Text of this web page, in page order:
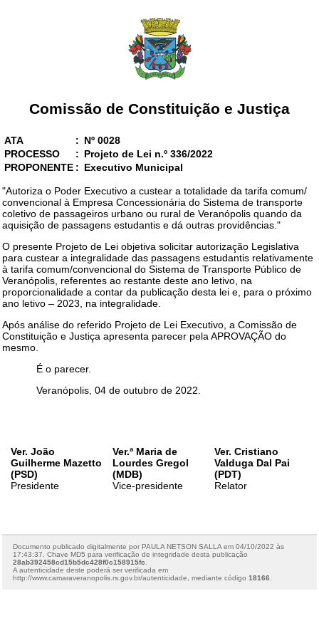
Comissão de Constituição e Justiça
ATA : Nº 0028
PROCESSO
: Projeto de Lei n.º 336/2022
PROPONENTE : Executivo Municipal
"Autoriza o Poder Executivo a custear a totalidade da tarifa comum/
convencional à Empresa Concessionária do Sistema de transporte
coletivo de passageiros urbano ou rural de Veranópolis quando da
aquisição de passagens estudantis e dá outras providências."
O presente Projeto de Lei objetiva solicitar autorização Legislativa
para custear a integralidade das passagens estudantis relativamente
à tarifa comum/convencional do Sistema de Transporte Público de
Veranópolis, referentes ao restante deste ano letivo, na
proporcionalidade a contar da publicação desta lei e, para o próximo
ano letivo – 2023, na integralidade.
Após análise do referido Projeto de Lei Executivo, a Comissão de
Constituição e Justiça apresenta parecer pela APROVAÇÃO do
mesmo.
É o parecer.
Veranópolis, 04 de outubro de 2022.
Ver. João
Guilherme Mazetto
(PSD)
Presidente
Ver.ª Maria de
Lourdes Gregol
(MDB)
Vice-presidente
Ver. Cristiano
Valduga Dal Pai
(PDT)
Relator
Documento publicado digitalmente por PAULA NETSON SALLA em 04/10/2022 às
17:43:37. Chave MD5 para verificação de integridade desta publicação
28ab392458cd15b5dc428f0c158915fc
A autenticidade deste poderá ser verificada em
http://www.camaraveranopolis.rs.gov.br/autenticidade, mediante código 18166